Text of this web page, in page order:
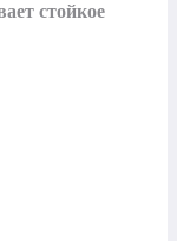
стойкое